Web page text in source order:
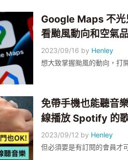
Google Maps 不光
看颱風動向和空氣
2023/09/16 by Henley
想大致掌握颱風的動向，打
免帶手機也能聽音
線播放 Spotify 的
2023/09/12 by Henley
但必須要是有訂閱的會員才